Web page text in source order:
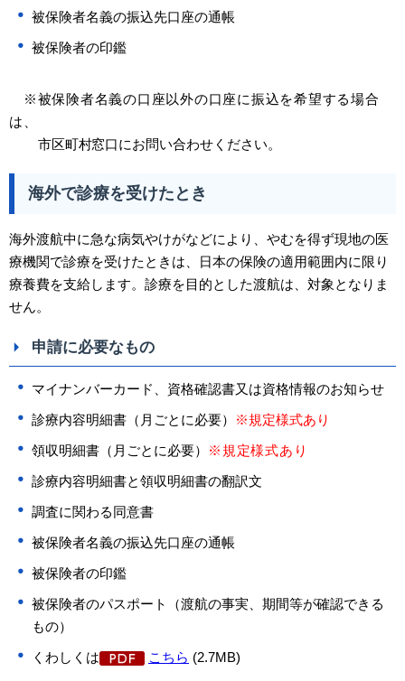
被保険者名義の振込先口座の通帳
被保険者の印鑑
※被保険者名義の口座以外の口座に振込を希望する場合
は、
市区町村窓口にお問い合わせください。
海外で診療を受けたとき
海外渡航中に急な病気やけがなどにより、やむを得ず現地の医
療機関で診療を受けたときは、日本の保険の適用範囲内に限り
療養費を支給します。診療を目的とした渡航は、対象となりま
せん。
申請に必要なもの
マイナンバーカード、資格確認書又は資格情報のお知らせ
診療内容明細書（月ごとに必要）
※規定様式あり
領収明細書（月ごとに必要）
※規定様式あり
診療内容明細書と領収明細書の翻訳文
調査に関わる同意書
被保険者名義の振込先口座の通帳
被保険者の印鑑
被保険者のパスポート（渡航の事実、期間等が確認できる
もの）
くわしくは
こちら (2.7MB)